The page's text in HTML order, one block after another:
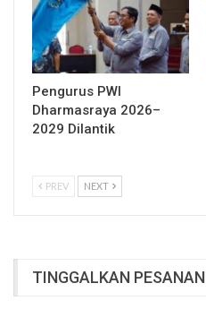
Pengurus PWI
Dharmasraya 2026–
2029 Dilantik
PREV NEXT
TINGGALKAN PESANAN